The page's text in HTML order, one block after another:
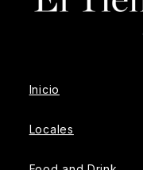
Inicio
Locales